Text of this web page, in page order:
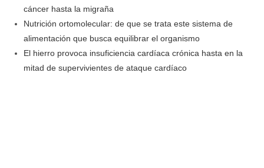
cáncer hasta la migraña
Nutrición ortomolecular: de que se trata este sistema de
alimentación que busca equilibrar el organismo
El hierro provoca insuficiencia cardíaca crónica hasta en la
mitad de supervivientes de ataque cardíaco